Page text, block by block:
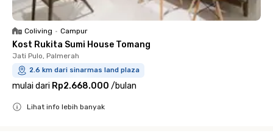
Coliving • Campur
Kost Rukita Sumi House Tomang
Jati Pulo, Palmerah
2.6 km dari sinarmas land plaza
mulai dari Rp2.668.000 /bulan
Lihat info lebih banyak